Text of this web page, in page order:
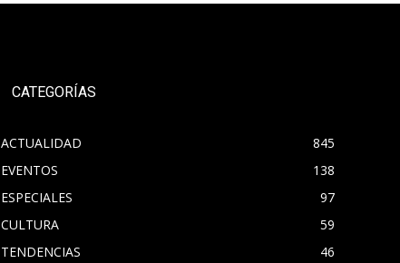
CATEGORÍAS
ACTUALIDAD
845
EVENTOS
138
ESPECIALES
97
CULTURA
59
TENDENCIAS
46